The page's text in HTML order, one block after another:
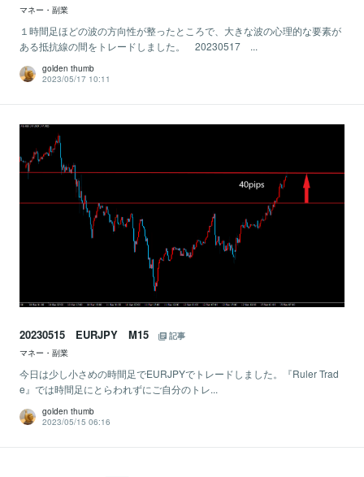
マネー・副業
１時間足ほどの波の方向性が整ったところで、大きな波の心理的な要素が
ある抵抗線の間をトレードしました。 20230517 ...
golden thumb
2023/05/17 10:11
20230515 EURJPY M15
記事
マネー・副業
今日は少し小さめの時間足でEURJPYでトレードしました。『Ruler Trad
e』では時間足にとらわれずにご自分のトレ...
golden thumb
2023/05/15 06:16